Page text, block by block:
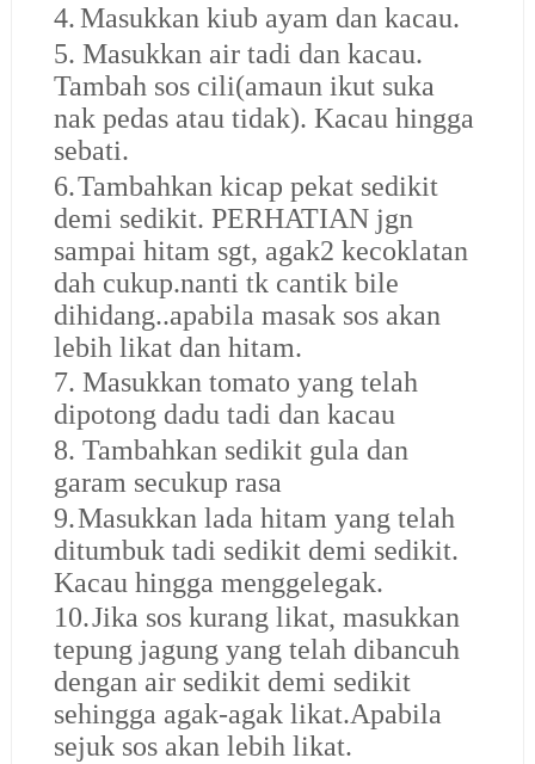
4.Masukkan kiub ayam dan kacau.
5. Masukkan air tadi dan kacau.
Tambah sos cili(amaun ikut suka
nak pedas atau tidak). Kacau hingga
sebati.
6.Tambahkan kicap pekat sedikit
demi sedikit. PERHATIAN jgn
sampai hitam sgt, agak2 kecoklatan
dah cukup.nanti tk cantik bile
dihidang..apabila masak sos akan
lebih likat dan hitam.
7. Masukkan tomato yang telah
dipotong dadu tadi dan kacau
8. Tambahkan sedikit gula dan
garam secukup rasa
9.Masukkan lada hitam yang telah
ditumbuk tadi sedikit demi sedikit.
Kacau hingga menggelegak.
10.Jika sos kurang likat, masukkan
tepung jagung yang telah dibancuh
dengan air sedikit demi sedikit
sehingga agak-agak likat.Apabila
sejuk sos akan lebih likat.